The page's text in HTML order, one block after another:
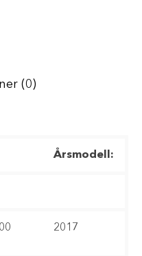
(0)
Årsmodell:
2017